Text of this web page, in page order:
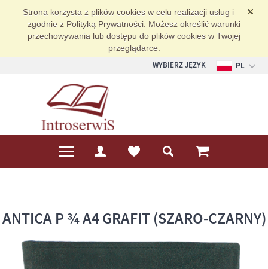
Strona korzysta z plików cookies w celu realizacji usług i
zgodnie z Polityką Prywatności. Możesz określić warunki
przechowywania lub dostępu do plików cookies w Twojej
przeglądarce.
WYBIERZ JĘZYK
PL
ANTICA P ¾ A4 GRAFIT (SZARO-CZARNY)